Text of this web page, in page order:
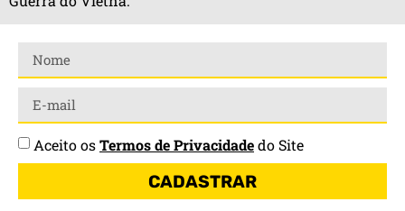
Aceito osTermos de Privacidadedo Site
CADASTRAR